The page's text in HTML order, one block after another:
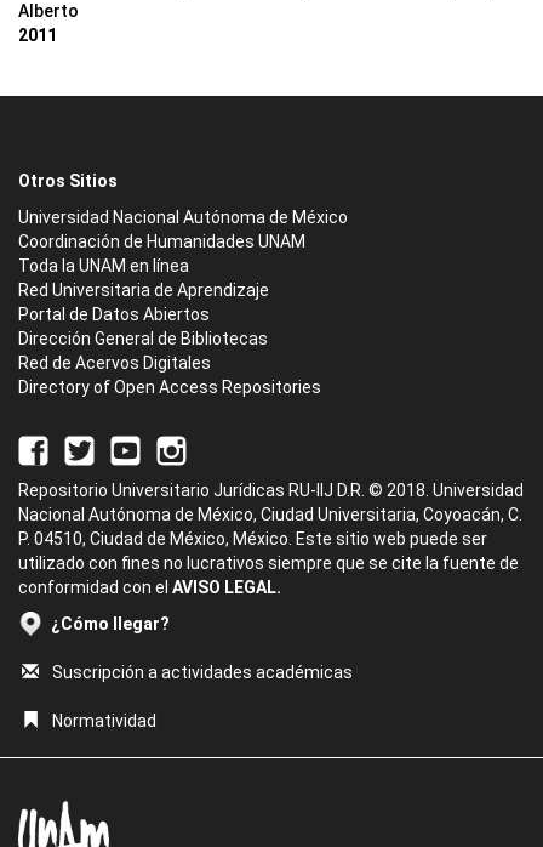
Alberto
2011
Otros Sitios
Universidad Nacional Autónoma de México
Coordinación de Humanidades UNAM
Toda la UNAM en línea
Red Universitaria de Aprendizaje
Portal de Datos Abiertos
Dirección General de Bibliotecas
Red de Acervos Digitales
Directory of Open Access Repositories
Repositorio Universitario Jurídicas RU-IIJ D.R. © 2018. Universidad
Nacional Autónoma de México, Ciudad Universitaria, Coyoacán, C.
P. 04510, Ciudad de México, México. Este sitio web puede ser
utilizado con fines no lucrativos siempre que se cite la fuente de
conformidad con el AVISO LEGAL.
¿Cómo llegar?
Suscripción a actividades académicas
Normatividad